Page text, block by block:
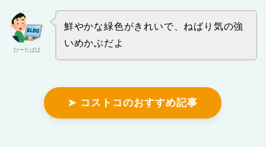
ひーたぱぱ
鮮やかな緑色がきれいで、ねばり気の強
いめかぶだよ
➤ コストコのおすすめ記事